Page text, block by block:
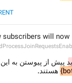
subscribers will
هستند.